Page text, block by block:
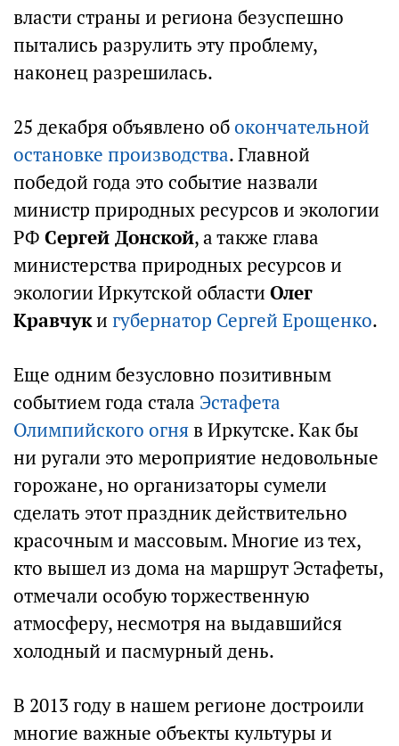
власти страны и региона безуспешно
пытались разрулить эту проблему,
наконец разрешилась.
25 декабря объявлено обокончательной
остановке производства. Главной
победой года это событие назвали
министр природных ресурсов и экологии
РФ Сергей Донской, а также глава
министерства природных ресурсов и
экологии Иркутской области Олег
Кравчуки губернатор Сергей Ерощенко.
Еще одним безусловно позитивным
событием года стала Эстафета
Олимпийского огняв Иркутске. Как бы
ни ругали это мероприятие недовольные
горожане, но организаторы сумели
сделать этот праздник действительно
красочным и массовым. Многие из тех,
кто вышел из дома на маршрут Эстафеты,
отмечали особую торжественную
атмосферу, несмотря на выдавшийся
холодный и пасмурный день.
В 2013 году в нашем регионе достроили
многие важные объекты культуры и